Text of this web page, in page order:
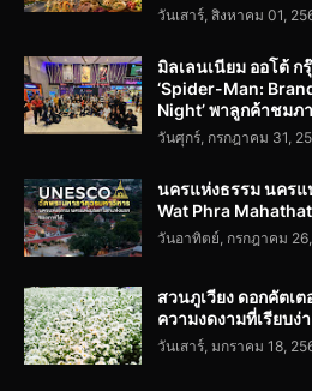
วันเสาร์, สิงหาคม 01,
มิลเลนเนียม ออโต้
‘Spider-Man:
Night’ พาลูกค้าชม
วันศุกร์, กรกฎาคม 31,
นครแห่งธรรม นครแ
Wat Phra
วันอาทิตย์, กรกฎาคม
สวนภูเวียง ดอกคัตเ
ความงดงามที่เรียบ
วันเสาร์, มกราคม 18,